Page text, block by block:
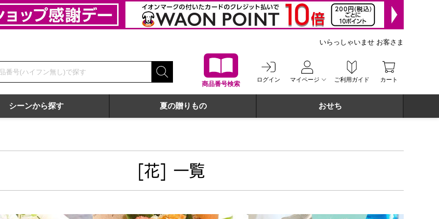
商品番号検索
ログイン マイページ ご利用ガイド カート
いらっしゃいませ お客さま
シーンから探す 夏の贈りもの おせち
[花] 一覧